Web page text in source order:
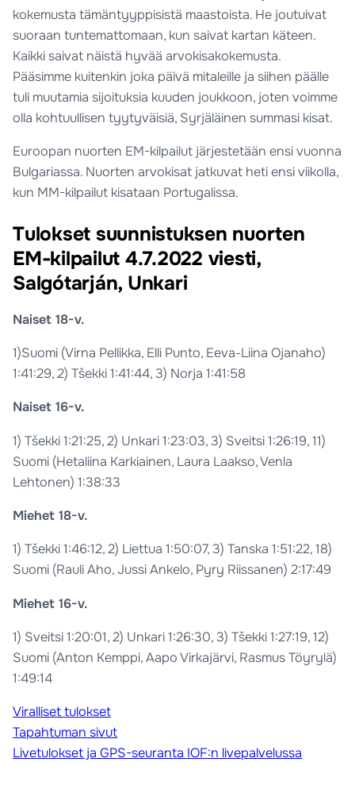
kokemusta tämäntyyppisistä maastoista. He joutuivat
suoraan tuntemattomaan, kun saivat kartan käteen.
Kaikki saivat näistä hyvää arvokisakokemusta.
Pääsimme kuitenkin joka päivä mitaleille ja siihen päälle
tuli muutamia sijoituksia kuuden joukkoon, joten voimme
olla kohtuullisen tyytyväisiä, Syrjäläinen summasi kisat.
Euroopan nuorten EM-kilpailut järjestetään ensi vuonna
Bulgariassa. Nuorten arvokisat jatkuvat heti ensi viikolla,
kun MM-kilpailut kisataan Portugalissa.
Tulokset suunnistuksen nuorten
EM-kilpailut 4.7.2022 viesti,
Salgótarján, Unkari
Naiset 18-v.
1)Suomi (Virna Pellikka, Elli Punto, Eeva-Liina Ojanaho)
1:41:29, 2) Tšekki 1:41:44, 3) Norja 1:41:58
Naiset 16-v.
1) Tšekki 1:21:25, 2) Unkari 1:23:03, 3) Sveitsi 1:26:19, 11)
Suomi (Hetaliina Karkiainen, Laura Laakso, Venla
Lehtonen) 1:38:33
Miehet 18-v.
1) Tšekki 1:46:12, 2) Liettua 1:50:07, 3) Tanska 1:51:22, 18)
Suomi (Rauli Aho, Jussi Ankelo, Pyry Riissanen) 2:17:49
Miehet 16-v.
1) Sveitsi 1:20:01, 2) Unkari 1:26:30, 3) Tšekki 1:27:19, 12)
Suomi (Anton Kemppi, Aapo Virkajärvi, Rasmus Töyrylä)
1:49:14
Viralliset tulokset
Tapahtuman sivut
Livetulokset ja GPS-seuranta IOF:n livepalvelussa